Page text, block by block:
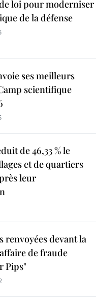
loi pour moderniser
de la défense
ses meilleurs
scientifique
de 46,33 % le
et de quartiers
leur
renvoyées devant la
de fraude
Pips"